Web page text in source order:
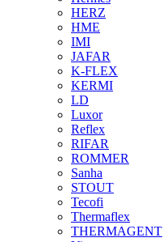
HERZ
HME
IMI
JAFAR
K-FLEX
KERMI
LD
Luxor
Reflex
RIFAR
ROMMER
Sanha
STOUT
Tecofi
Thermaflex
THERMAGENT